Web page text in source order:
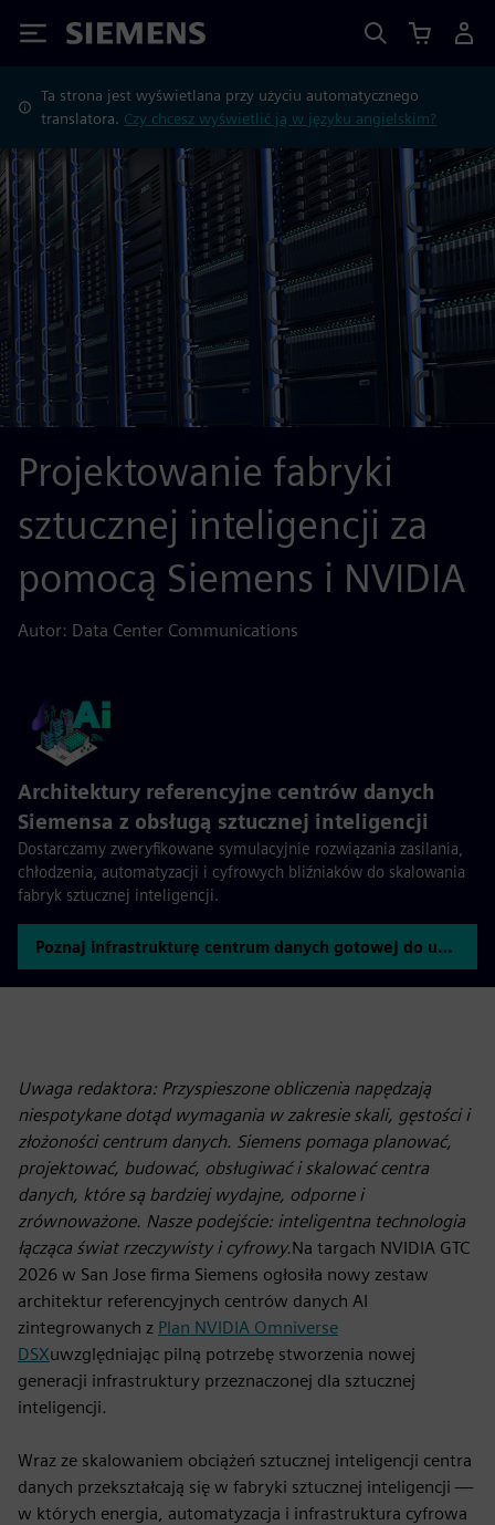
Siemens
Ta strona jest wyświetlana przy użyciu automatycznego
translatora. Czy chcesz wyświetlić ją w języku angielskim?
Projektowanie fabryki
sztucznej inteligencji za
pomocą Siemens i NVIDIA
Autor: Data Center Communications
Architektury referencyjne centrów danych
Siemensa z obsługą sztucznej inteligencji
Dostarczamy zweryfikowane symulacyjnie rozwiązania zasilania,
chłodzenia, automatyzacji i cyfrowych bliźniaków do skalowania
fabryk sztucznej inteligencji.
Poznaj infrastrukturę centrum danych gotowej do użycia sztucznej inteligencji
Uwaga redaktora: Przyspieszone obliczenia napędzają
niespotykane dotąd wymagania w zakresie skali, gęstości i
złożoności centrum danych. Siemens pomaga planować,
projektować, budować, obsługiwać i skalować centra
danych, które są bardziej wydajne, odporne i
zrównoważone. Nasze podejście: inteligentna technologia
łącząca świat rzeczywisty i cyfrowy.Na targach NVIDIA GTC
2026 w San Jose firma Siemens ogłosiła nowy zestaw
architektur referencyjnych centrów danych AI
zintegrowanych z Plan NVIDIA Omniverse
DSXuwzględniając pilną potrzebę stworzenia nowej
generacji infrastruktury przeznaczonej dla sztucznej
inteligencji.
Wraz ze skalowaniem obciążeń sztucznej inteligencji centra
danych przekształcają się w fabryki sztucznej inteligencji —
w których energia, automatyzacja i infrastruktura cyfrowa